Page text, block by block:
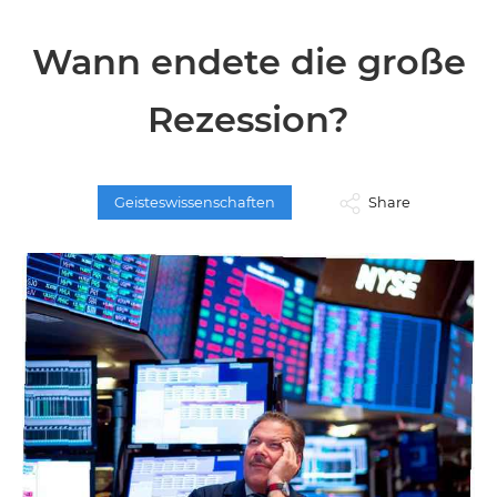
Wann endete die große
Rezession?
Geisteswissenschaften Share